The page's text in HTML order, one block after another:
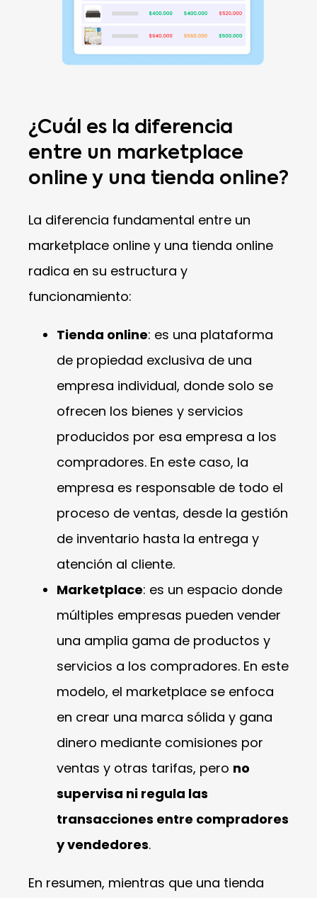
¿Cuál es la diferencia
entre un marketplace
online y una tienda online?
La diferencia fundamental entre un
marketplace online y una tienda online
radica en su estructura y
funcionamiento:
Tienda online: es una plataforma
de propiedad exclusiva de una
empresa individual, donde solo se
ofrecen los bienes y servicios
producidos por esa empresa a los
compradores. En este caso, la
empresa es responsable de todo el
proceso de ventas, desde la gestión
de inventario hasta la entrega y
atención al cliente.
Marketplace: es un espacio donde
múltiples empresas pueden vender
una amplia gama de productos y
servicios a los compradores. En este
modelo, el marketplace se enfoca
en crear una marca sólida y gana
dinero mediante comisiones por
ventas y otras tarifas, pero no
supervisa ni regula las
transacciones entre compradores
y vendedores.
En resumen, mientras que una tienda